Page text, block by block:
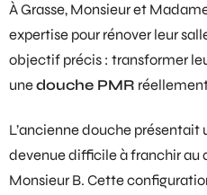
À Grasse, Monsieur et
expertise pour rénover leur
objectif précis : transformer
unedouche PMR
L’ancienne douche
devenue difficile à franchir
Monsieur B. Cette